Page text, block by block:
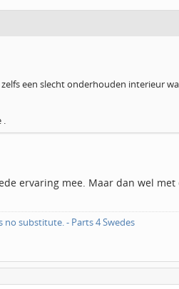
een slecht onderhouden interieur
.
ervaring mee. Maar dan wel met
no substitute. - Parts 4 Swedes